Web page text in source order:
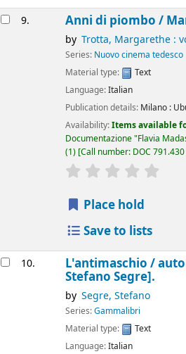
9. Anni di piombo /
by Trotta, Margarethe :
Series: Nuovo cinema tedesco
Material type:
Text
Language:Italian
Publication details: Milano :
Availability:Items available
Documentazione "Flavia
(1) Call number: DOC
star rating
Place hold
Save to lists
10. L'antimaschio /
Stefano Segre].
by Segre, Stefano
Series:Gammalibri
Material type:
Text
Language:Italian